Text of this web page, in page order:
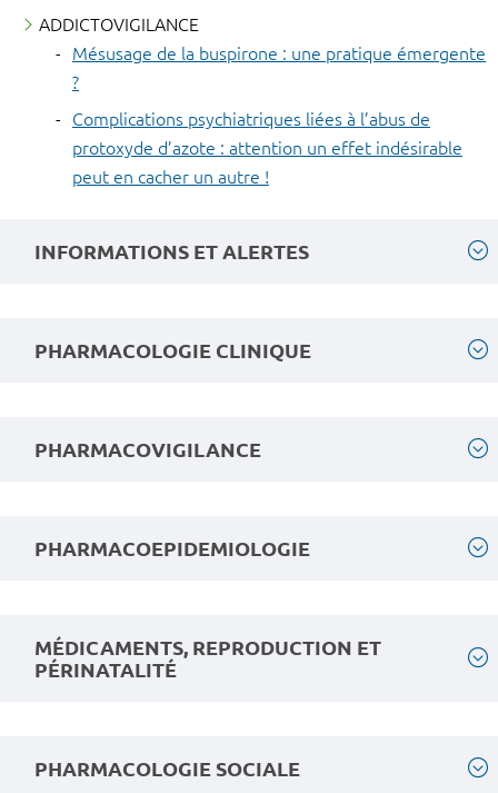
ADDICTOVIGILANCE
Mésusage de la buspirone : une pratique émergente
?
Complications psychiatriques liées à l’abus de
protoxyde d’azote : attention un effet indésirable
peut en cacher un autre !
INFORMATIONS ET ALERTES
PHARMACOLOGIE CLINIQUE
PHARMACOVIGILANCE
PHARMACOEPIDEMIOLOGIE
MÉDICAMENTS, REPRODUCTION ET
PÉRINATALITÉ
PHARMACOLOGIE SOCIALE